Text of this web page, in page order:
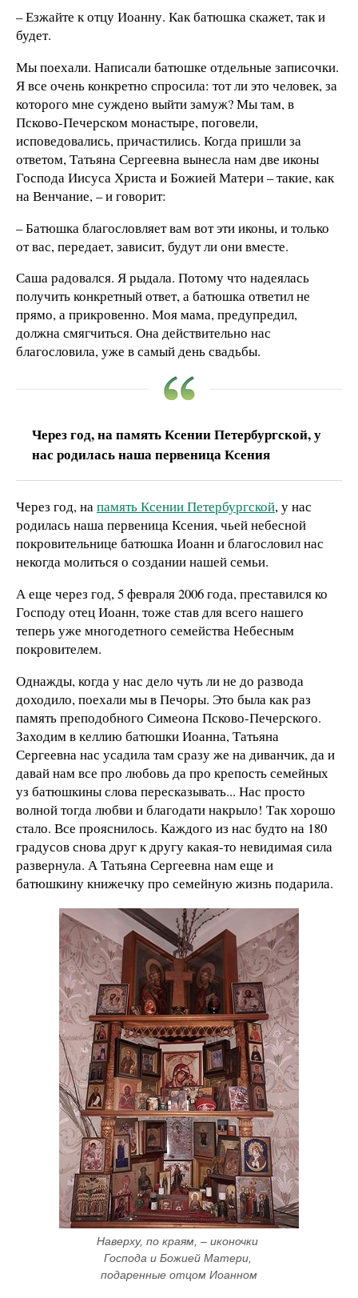
– Езжайте к отцу Иоанну. Как батюшка скажет, так и
будет.
Мы поехали. Написали батюшке отдельные записочки.
Я все очень конкретно спросила: тот ли это человек, за
которого мне суждено выйти замуж? Мы там, в
Псково-Печерском монастыре, поговели,
исповедовались, причастились. Когда пришли за
ответом, Татьяна Сергеевна вынесла нам две иконы
Господа Иисуса Христа и Божией Матери – такие, как
на Венчание, – и говорит:
– Батюшка благословляет вам вот эти иконы, и только
от вас, передает, зависит, будут ли они вместе.
Саша радовался. Я рыдала. Потому что надеялась
получить конкретный ответ, а батюшка ответил не
прямо, а прикровенно. Моя мама, предупредил,
должна смягчиться. Она действительно нас
благословила, уже в самый день свадьбы.
Через год, на память Ксении Петербургской, у
нас родилась наша первеница Ксения
Через год, напамять Ксении Петербургской, у нас
родилась наша первеница Ксения, чьей небесной
покровительнице батюшка Иоанн и благословил нас
некогда молиться о создании нашей семьи.
А еще через год, 5 февраля 2006 года, преставился ко
Господу отец Иоанн, тоже став для всего нашего
теперь уже многодетного семейства Небесным
покровителем.
Однажды, когда у нас дело чуть ли не до развода
доходило, поехали мы в Печоры. Это была как раз
память преподобного Симеона Псково-Печерского.
Заходим в келлию батюшки Иоанна, Татьяна
Сергеевна нас усадила там сразу же на диванчик, да и
давай нам все про любовь да про крепость семейных
уз батюшкины слова пересказывать... Нас просто
волной тогда любви и благодати накрыло! Так хорошо
стало. Все прояснилось. Каждого из нас будто на 180
градусов снова друг к другу какая-то невидимая сила
развернула. А Татьяна Сергеевна нам еще и
батюшкину книжечку про семейную жизнь подарила.
Наверху, по краям, ‒ иконочки
Господа и Божией Матери,
подаренные отцом Иоанном